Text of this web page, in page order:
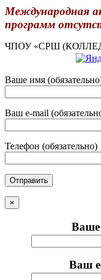
Международная
программ
ЧПОУ «СРШ
Ваше имя
Ваш e-mail
Телефон (обязательно)
×
Ваше
Ваш